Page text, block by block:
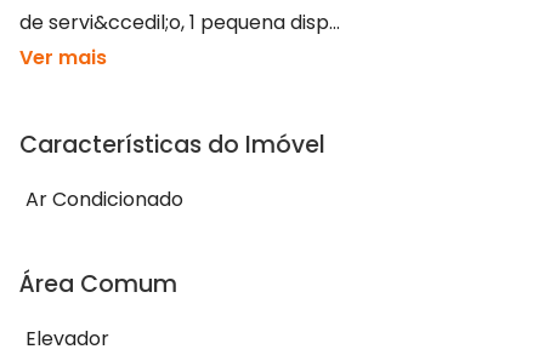
de servi&ccedil;o, 1 pequena disp...
Ver mais
Características do Imóvel
Ar Condicionado
Área Comum
Elevador